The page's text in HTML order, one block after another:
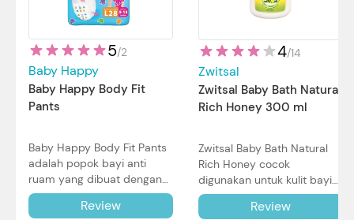
5/2
Baby Happy
Baby Happy Body Fit
Pants
Baby Happy Body Fit Pants
adalah popok bayi anti
ruam yang dibuat dengan
teknologi Air Through
Technology.Review
4/14
Zwitsal
Zwitsal Baby Bath Natural
Rich Honey 300 ml
Zwitsal Baby Bath Natural
Rich Honey cocok
digunakan untuk kulit bayi
baru lahir bahkan kulit
sensitif sekalipun. Simak
Review